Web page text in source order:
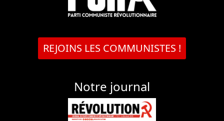
REJOINS LES COMMUNISTES !
Notre journal